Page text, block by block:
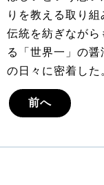
りを教える取り組
伝統を紡ぎながら
る「世界一」の
の日々に密着した
前へ